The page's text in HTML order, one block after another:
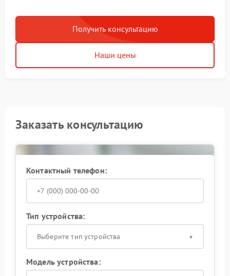
Получить консультацию
Наши цены
Заказать консультацию
Контактный телефон:
Тип устройства:
Выберите тип устройства
Модель устройства: